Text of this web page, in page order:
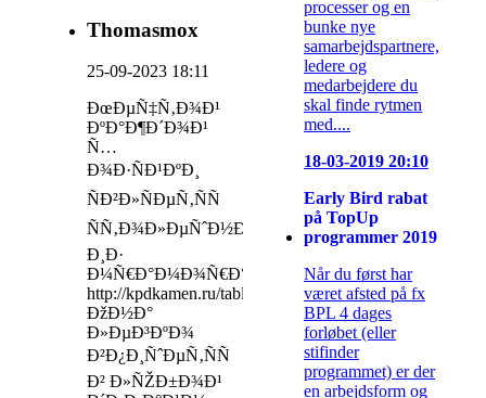
Thomasmox
25-09-2023 18:11
ÐœÐµÑ‡Ñ‚Ð¾Ð¹
ÐºÐ°Ð¶Ð´Ð¾Ð¹
Ñ…
Ð¾Ð·ÑÐ¹ÐºÐ¸
ÑÐ²Ð»ÑÐµÑ‚ÑÑ
ÑÑ‚Ð¾Ð»ÐµÑˆÐ½Ð¸Ñ†Ð°
Ð¸Ð·
Ð¼Ñ€Ð°Ð¼Ð¾Ñ€Ð°
http://kpdkamen.ru/tabletop/
ÐžÐ½Ð°
Ð»ÐµÐ³ÐºÐ¾
Ð²Ð¿Ð¸ÑˆÐµÑ‚ÑÑ
Ð² Ð»ÑŽÐ±Ð¾Ð¹
processer og en
bunke nye
samarbejdspartnere,
ledere og
medarbejdere du
skal finde rytmen
med....
18-03-2019 20:10
Early Bird rabat
på TopUp
programmer 2019
Når du først har
været afsted på fx
BPL 4 dages
forløbet (eller
stifinder
programmet) er der
en arbejdsform og